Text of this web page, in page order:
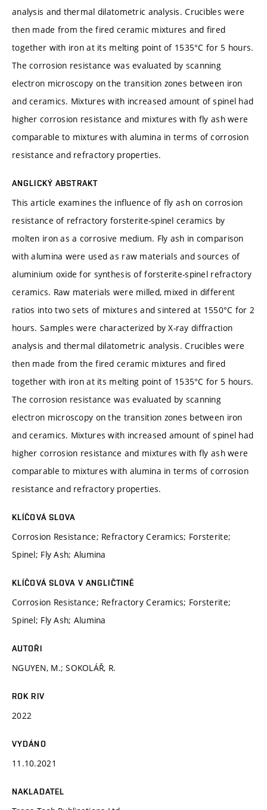
analysis and thermal dilatometric analysis. Crucibles were
then made from the fired ceramic mixtures and fired
together with iron at its melting point of 1535°C for 5 hours.
The corrosion resistance was evaluated by scanning
electron microscopy on the transition zones between iron
and ceramics. Mixtures with increased amount of spinel had
higher corrosion resistance and mixtures with fly ash were
comparable to mixtures with alumina in terms of corrosion
resistance and refractory properties.
ANGLICKÝ ABSTRAKT
This article examines the influence of fly ash on corrosion
resistance of refractory forsterite-spinel ceramics by
molten iron as a corrosive medium. Fly ash in comparison
with alumina were used as raw materials and sources of
aluminium oxide for synthesis of forsterite-spinel refractory
ceramics. Raw materials were milled, mixed in different
ratios into two sets of mixtures and sintered at 1550°C for 2
hours. Samples were characterized by X-ray diffraction
analysis and thermal dilatometric analysis. Crucibles were
then made from the fired ceramic mixtures and fired
together with iron at its melting point of 1535°C for 5 hours.
The corrosion resistance was evaluated by scanning
electron microscopy on the transition zones between iron
and ceramics. Mixtures with increased amount of spinel had
higher corrosion resistance and mixtures with fly ash were
comparable to mixtures with alumina in terms of corrosion
resistance and refractory properties.
KLÍČOVÁ SLOVA
Corrosion Resistance; Refractory Ceramics; Forsterite;
Spinel; Fly Ash; Alumina
KLÍČOVÁ SLOVA V ANGLIČTINĚ
Corrosion Resistance; Refractory Ceramics; Forsterite;
Spinel; Fly Ash; Alumina
AUTOŘI
NGUYEN, M.; SOKOLÁŘ, R.
ROK RIV
2022
VYDÁNO
11.10.2021
NAKLADATEL